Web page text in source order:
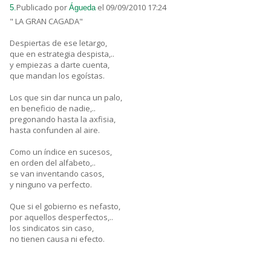
5. Publicado por Águeda el 09/09/2010 17:24
" LA GRAN CAGADA"
Despiertas de ese letargo,
que en estrategia despista,..
y empiezas a darte cuenta,
que mandan los egoístas.
Los que sin dar nunca un palo,
en beneficio de nadie,..
pregonando hasta la axfisia,
hasta confunden al aire.
Como un índice en sucesos,
en orden del alfabeto,..
se van inventando casos,
y ninguno va perfecto.
Que si el gobierno es nefasto,
por aquellos desperfectos,..
los sindicatos sin caso,
no tienen causa ni efecto.